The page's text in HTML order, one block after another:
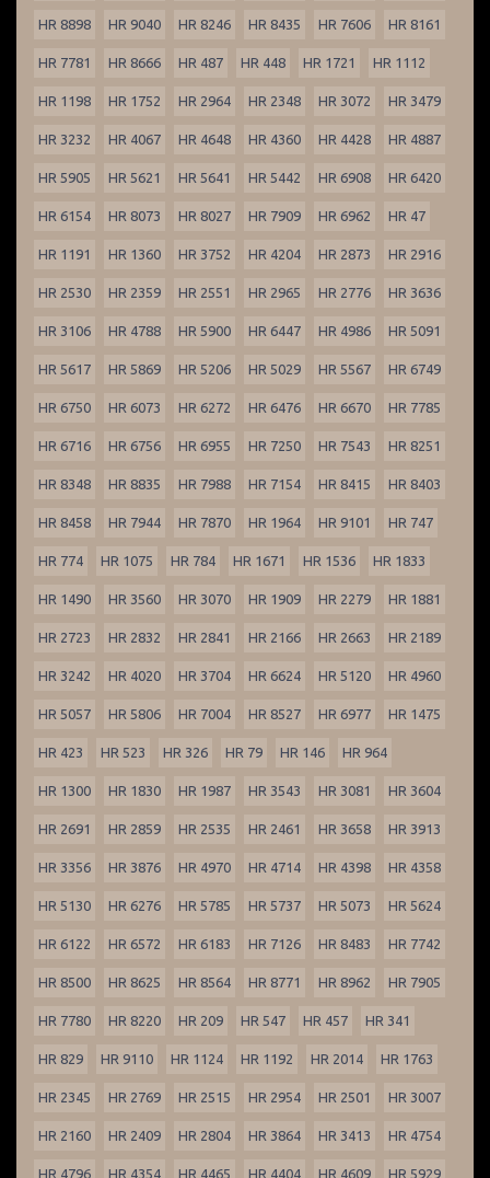
HR 8898 HR 9040 HR 8246 HR 8435 HR 7606 HR 8161
HR 7781 HR 8666 HR 487 HR 448 HR 1721 HR 1112
HR 1198 HR 1752 HR 2964 HR 2348 HR 3072 HR 3479
HR 3232 HR 4067 HR 4648 HR 4360 HR 4428 HR 4887
HR 5905 HR 5621 HR 5641 HR 5442 HR 6908 HR 6420
HR 6154 HR 8073 HR 8027 HR 7909 HR 6962 HR 47
HR 1191 HR 1360 HR 3752 HR 4204 HR 2873 HR 2916
HR 2530 HR 2359 HR 2551 HR 2965 HR 2776 HR 3636
HR 3106 HR 4788 HR 5900 HR 6447 HR 4986 HR 5091
HR 5617 HR 5869 HR 5206 HR 5029 HR 5567 HR 6749
HR 6750 HR 6073 HR 6272 HR 6476 HR 6670 HR 7785
HR 6716 HR 6756 HR 6955 HR 7250 HR 7543 HR 8251
HR 8348 HR 8835 HR 7988 HR 7154 HR 8415 HR 8403
HR 8458 HR 7944 HR 7870 HR 1964 HR 9101 HR 747
HR 774 HR 1075 HR 784 HR 1671 HR 1536 HR 1833
HR 1490 HR 3560 HR 3070 HR 1909 HR 2279 HR 1881
HR 2723 HR 2832 HR 2841 HR 2166 HR 2663 HR 2189
HR 3242 HR 4020 HR 3704 HR 6624 HR 5120 HR 4960
HR 5057 HR 5806 HR 7004 HR 8527 HR 6977 HR 1475
HR 423 HR 523 HR 326 HR 79 HR 146 HR 964
HR 1300 HR 1830 HR 1987 HR 3543 HR 3081 HR 3604
HR 2691 HR 2859 HR 2535 HR 2461 HR 3658 HR 3913
HR 3356 HR 3876 HR 4970 HR 4714 HR 4398 HR 4358
HR 5130 HR 6276 HR 5785 HR 5737 HR 5073 HR 5624
HR 6122 HR 6572 HR 6183 HR 7126 HR 8483 HR 7742
HR 8500 HR 8625 HR 8564 HR 8771 HR 8962 HR 7905
HR 7780 HR 8220 HR 209 HR 547 HR 457 HR 341
HR 829 HR 9110 HR 1124 HR 1192 HR 2014 HR 1763
HR 2345 HR 2769 HR 2515 HR 2954 HR 2501 HR 3007
HR 2160 HR 2409 HR 2804 HR 3864 HR 3413 HR 4754
HR 4796 HR 4354 HR 4465 HR 4404 HR 4609 HR 5929